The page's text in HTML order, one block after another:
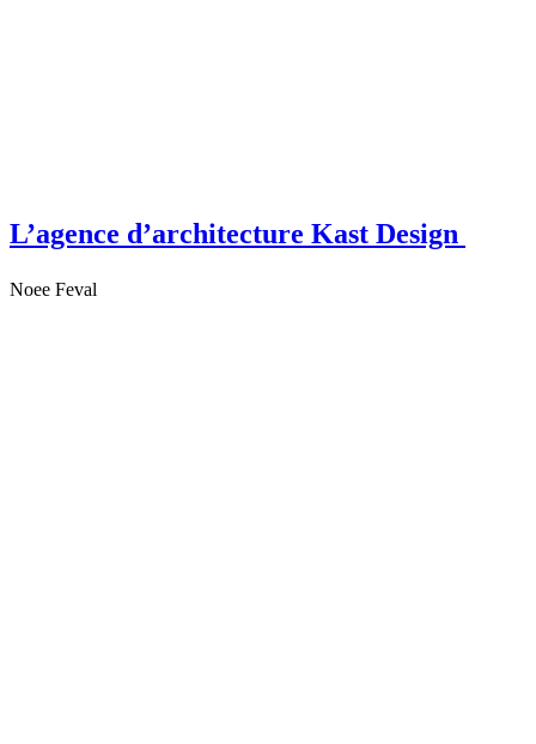
L’agence d’architecture Kast Design
Noee Feval